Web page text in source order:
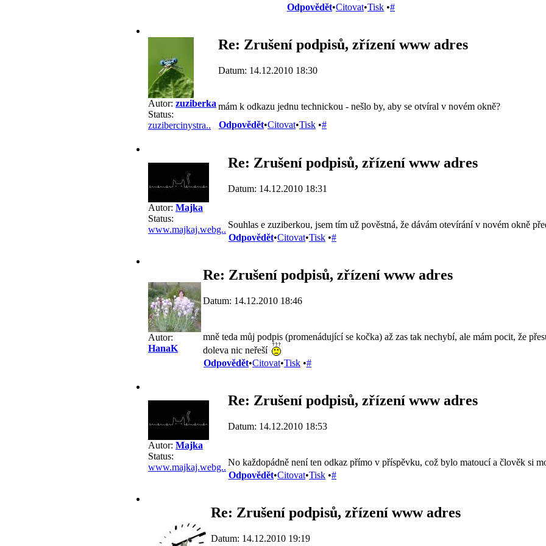
Odpovědět•Citovat•Tisk •#
Autor: zuziberka
Status:
zuzibercinystra..
Re: Zrušení podpisů, zřízení www adres
Datum: 14.12.2010 18:30
mám k odkazu jednu technickou - nešlo by, aby se otvíral v novém okně?
Odpovědět•Citovat•Tisk •#
Autor: Majka
Status:
www.majkaj.webg..
Re: Zrušení podpisů, zřízení www adres
Datum: 14.12.2010 18:31
Souhlas e zuziberkou, jsem tím už pověstná, že dávám otevírání v novém okně
Odpovědět•Citovat•Tisk •#
Autor:
HanaK
Re: Zrušení podpisů, zřízení www adres
Datum: 14.12.2010 18:46
mně teda můj podpis (promenádující se kočka) až zas tak nechybí, ale mám pocit, že
doleva nic neřeší
Odpovědět•Citovat•Tisk •#
Autor: Majka
Status:
www.majkaj.webg..
Re: Zrušení podpisů, zřízení www adres
Datum: 14.12.2010 18:53
No každopádně není ten odkaz přímo v příspěvku, což bylo matoucí a člověk si
Odpovědět•Citovat•Tisk •#
Re: Zrušení podpisů, zřízení www adres
Datum: 14.12.2010 19:19